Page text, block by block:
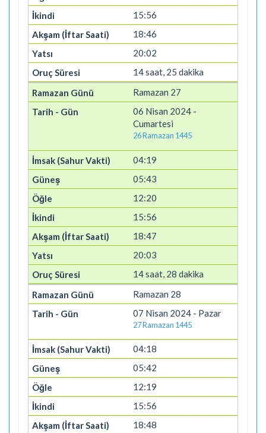
15:56
18:46
20:02
14 saat, 25 dakika
Ramazan 27
06 Nisan 2024 -
Cumartesi
26 Ramazan 1445
04:19
05:43
12:20
15:56
18:47
20:03
14 saat, 28 dakika
Ramazan 28
07 Nisan 2024 - Pazar
27 Ramazan 1445
04:18
05:42
12:19
15:56
18:48